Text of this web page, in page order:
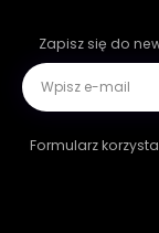
Zapisz się do
Formularz